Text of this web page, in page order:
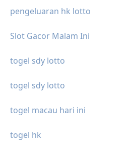
pengeluaran hk lotto
Slot Gacor Malam Ini
togel sdy lotto
togel sdy lotto
togel macau hari ini
togel hk